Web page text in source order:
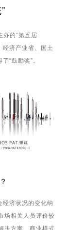
的“第五届
济产业省、国土
“鼓励奖”。
济状况的变化纳
场相关人员评价较
决方案、商业模式